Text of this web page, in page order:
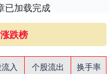
已加载完成
跌榜
入 个股流出
换手率